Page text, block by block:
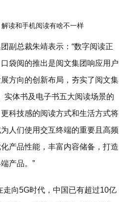
副总裁朱靖表示：“数字阅读正
袋阅的推出是阅文集团响应用户
方向的创新布局，夯实了阅文集
实体书及电子书五大阅读场景的
科技感的阅读方式和生活方式将
人们使用交互终端的重要且高频
产品性能，丰富内容储备，打造
产品。”
走向5G时代，中国已有超过10亿